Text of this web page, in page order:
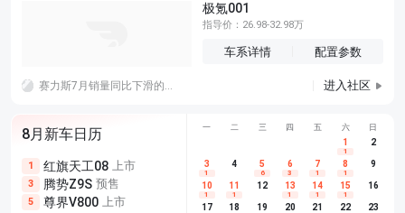
极氪001
指导价：26.98-32.98万
车系详情 配置参数
赛力斯7月销量同比下滑的原因你觉得是什么？有什么建议？对于这个品牌不关心，我也没有买这个品牌的车。不太喜欢华为的事。 进入社区
8月新车日历
1 红旗天工08 上市
3 腾势Z9S 预售
5 尊界V800 上市
尊界V680 上市
享界G9 预售
别克至境L7 预售
埃安
长城H10
深蓝S05
一 二 三 四 五 六 日
1
1
2
3
1
4 5
6
6
3
7
1
8
1
9
10
1
11
1
12 13
1
14
1
15
1
16
17 18 19 20 21 22 23